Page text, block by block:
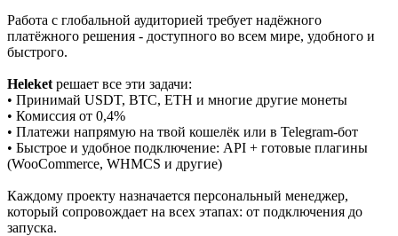
Работа с глобальной аудиторией требует надёжного
платёжного решения - доступного во всем мире, удобного и
быстрого.
Heleket решает все эти задачи:
• Принимай USDT, BTC, ETH и многие другие монеты
• Комиссия от 0,4%
• Платежи напрямую на твой кошелёк или в Telegram-бот
• Быстрое и удобное подключение: API + готовые плагины
(WooCommerce, WHMCS и другие)
Каждому проекту назначается персональный менеджер,
который сопровождает на всех этапах: от подключения до
запуска.